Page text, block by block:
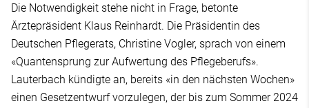
Die Notwendigkeit stehe nicht in Frage, betonte
Ärztepräsident Klaus Reinhardt. Die Präsidentin des
Deutschen Pflegerats, Christine Vogler, sprach von einem
«Quantensprung zur Aufwertung des Pflegeberufs».
Lauterbach kündigte an, bereits «in den nächsten Wochen»
einen Gesetzentwurf vorzulegen, der bis zum Sommer 2024